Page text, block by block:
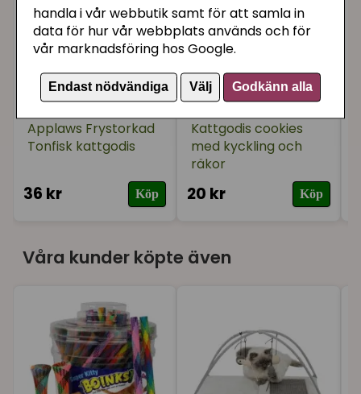
handla i vår webbutik samt för att samla in
data för hur vår webbplats används och för
vår marknadsföring hos Google.
Endast nödvändiga Välj Godkänn alla
Applaws Frystorkad
Tonfisk kattgodis
36 kr Köp
Kattgodis cookies
med kyckling och
räkor
20 kr Köp
Våra kunder köpte även